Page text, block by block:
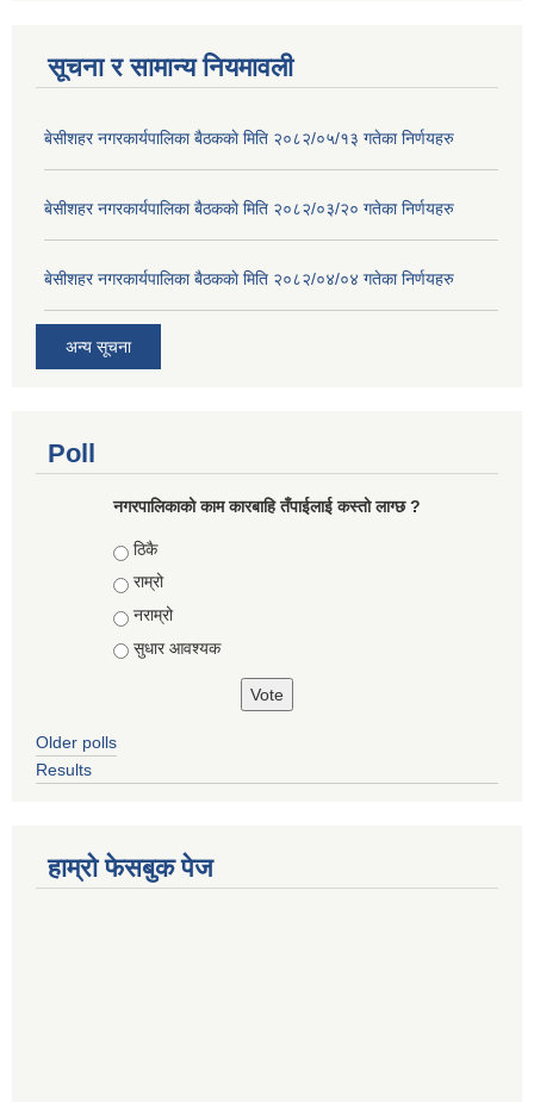
सूचना र सामान्य नियमावली
बे‍‍सीशहर नगरकार्यपालिका बैठककाे मिति २०८२/०५/१३ गतेका निर्णयहरु
बे‍‍सीशहर नगरकार्यपालिका बैठककाे मिति २०८२/०३/२० गतेका निर्णयहरु
बे‍‍सीशहर नगरकार्यपालिका बैठककाे मिति २०८२/०४/०४ गतेका निर्णयहरु
अन्य सूचना
Poll
नगरपालिकाको काम कारबाहि तँपाईलाई कस्तो लाग्छ ?
Choices
ठिकै
राम्रो
नराम्रो
सुधार आवश्यक
Older polls
Results
हाम्रो फेसबुक पेज